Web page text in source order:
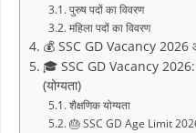
पुरुष पदों का विवरण
महिला पदों का विवरण
💰 SSC GD Vacancy
🎓 SSC GD Vacancy
(योग्यता)
शैक्षणिक योग्यता
🎂 SSC GD Age Limit